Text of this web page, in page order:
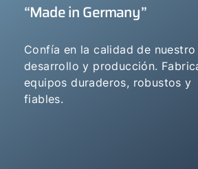
“Made in Germany”
Confía en la calidad de nuestro
desarrollo y producción.
equipos duraderos, robustos y
fiables.